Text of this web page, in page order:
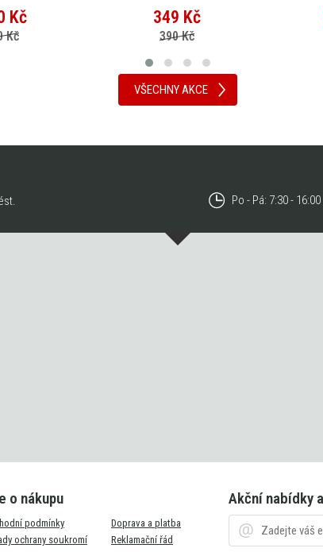
Kč
Kč
349 Kč
390 Kč
VŠECHNY AKCE
Po - Pá: 7:30 - 16:00
o nákupu
podmínky
ochrany soukromí
Doprava a platba
Reklamační řád
Akční nabídky